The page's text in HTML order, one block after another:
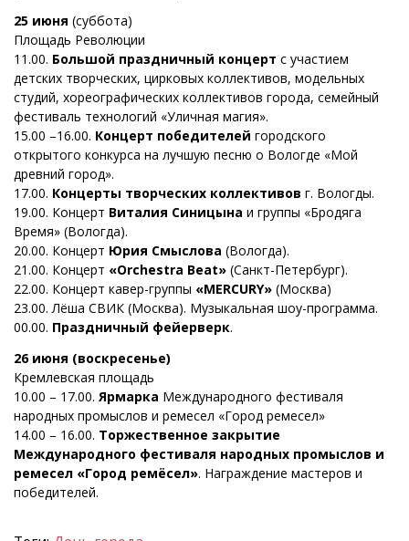
25 июня (суббота)
Площадь Революции
11.00. Большой праздничный концерт с участием
детских творческих, цирковых коллективов, модельных
студий, хореографических коллективов города, семейный
фестиваль технологий «Уличная магия».
15.00 –16.00. Концерт победителей городского
открытого конкурса на лучшую песню о Вологде «Мой
древний город».
17.00. Концерты творческих коллективов г. Вологды.
19.00. Концерт Виталия Синицына и группы «Бродяга
Время» (Вологда).
20.00. Концерт Юрия Смыслова (Вологда).
21.00. Концерт «Orchestra Beat» (Санкт-Петербург).
22.00. Концерт кавер-группы «MERCURY» (Москва)
23.00. Лёша СВИК (Москва). Музыкальная шоу-программа.
00.00. Праздничный фейерверк.
26 июня (воскресенье)
Кремлевская площадь
10.00 – 17.00. Ярмарка Международного фестиваля
народных промыслов и ремесел «Город ремесел»
14.00 – 16.00. Торжественное закрытие
Международного фестиваля народных промыслов и
ремесел «Город ремёсел». Награждение мастеров и
победителей.